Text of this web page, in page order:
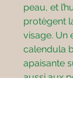
peau, et
protègent
visage. Un
calendula
apaisante
aussi aux